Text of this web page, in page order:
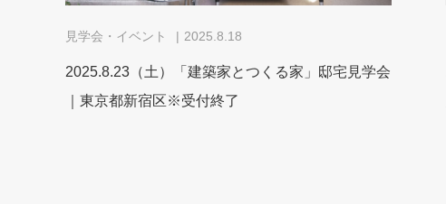
見学会・イベント 2025.8.18
2025.8.23（土）「建築家とつくる家」邸宅見学会
｜東京都新宿区※受付終了